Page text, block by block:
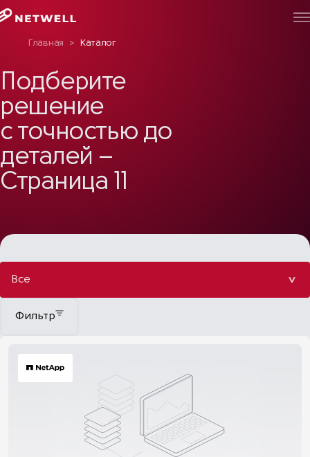
Главная > Каталог
Подберите
решение
с точностью до
деталей –
Страница 11
Все
Фильтр